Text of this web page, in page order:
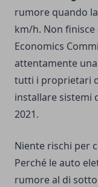
rumore quando
km/h. Non
Economics
attentamente
tutti i proprietari
installare sistemi
2021.
Niente rischi per
Perché le auto
rumore al di